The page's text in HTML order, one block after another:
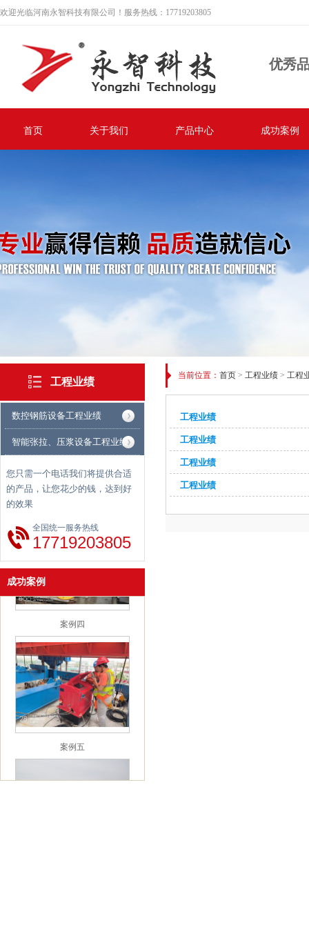
欢迎光临河南永智科技有限公司！服务热线：17719203805
优秀
首页 关于我们 产品中心 成功案例
工程业绩
数控钢筋设备工程业绩
智能张拉、压浆设备工程业绩
您只需一个电话我们将提供合适
的产品，让您花少的钱，达到好
的效果
全国统一服务热线
17719203805
成功案例
案例四
案例五
当前位置： 首页 > 工程业绩 > 工程
工程业绩
工程业绩
工程业绩
工程业绩